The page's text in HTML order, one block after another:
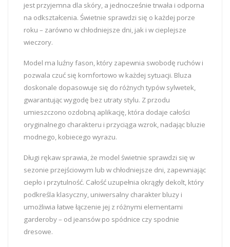
jest przyjemna dla skóry, a jednocześnie trwała i odporna
na odkształcenia. Świetnie sprawdzi się o każdej porze
roku – zarówno w chłodniejsze dni, jak i w cieplejsze
wieczory.
Model ma luźny fason, który zapewnia swobodę ruchów i
pozwala czuć się komfortowo w każdej sytuacji. Bluza
doskonale dopasowuje się do różnych typów sylwetek,
gwarantując wygodę bez utraty stylu. Z przodu
umieszczono ozdobną aplikację, która dodaje całości
oryginalnego charakteru i przyciąga wzrok, nadając bluzie
modnego, kobiecego wyrazu.
Długi rękaw sprawia, że model świetnie sprawdzi się w
sezonie przejściowym lub w chłodniejsze dni, zapewniając
ciepło i przytulność. Całość uzupełnia okrągły dekolt, który
podkreśla klasyczny, uniwersalny charakter bluzy i
umożliwia łatwe łączenie jej z różnymi elementami
garderoby – od jeansów po spódnice czy spodnie
dresowe.